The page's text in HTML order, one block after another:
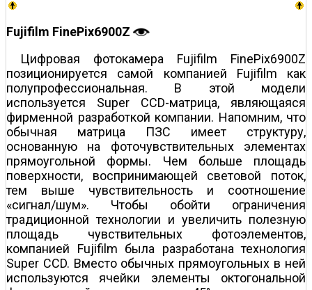
Fujifilm FinePix6900Z
Цифровая фотокамера Fujifilm FinePix6900Z
позиционируется самой компанией Fujifilm как
полупрофессиональная. В этой модели
используется Super CCD-матрица, являющаяся
фирменной разработкой компании. Напомним, что
обычная матрица ПЗС имеет структуру,
основанную на фоточувствительных элементах
прямоугольной формы. Чем больше площадь
поверхности, воспринимающей световой поток,
тем выше чувствительность и соотношение
«сигнал/шум». Чтобы обойти ограничения
традиционной технологии и увеличить полезную
площадь чувствительных фотоэлементов,
компанией Fujifilm была разработана технология
Super CCD. Вместо обычных прямоугольных в ней
используются ячейки элементы октогональной